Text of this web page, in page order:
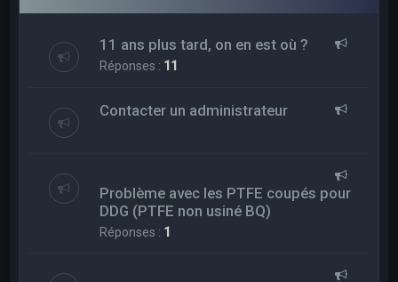
11 ans plus tard, on en est où ?
Réponses : 11
Contacter un administrateur
Problème avec les PTFE coupés pour
DDG (PTFE non usiné BQ)
Réponses : 1